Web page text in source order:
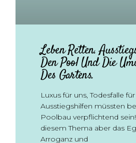
Leben Retten.
Den Pool Und Die
Des Gartens.
Luxus für uns, Todesfalle
Ausstiegshilfen müssten
Poolbau verpflichtend
diesem Thema aber das
Arroganz und